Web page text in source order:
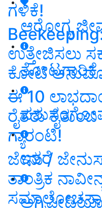
ಆರೋಗ್ಯ
ತೋಟಗಾರಿಕೆ
ಇತರೆ
ಅಗ್ರಿಪೀಡಿಯಾ
ಗಳಿಕೆ!
ಉತ್ತೇಜಿಸಲು
ಕೋಟಿ
ಈ 10
ರೈತರು
ಗ್ಯಾರಂಟಿ!
ಜೇನು /
ತಾಂತ್ರಿಕ
ಸಮಾಲೋಚನಾ